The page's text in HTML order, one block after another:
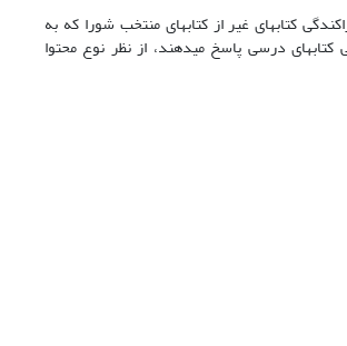
نیز پراکندگی کتابهای غیر از کتابهای منتخب شورا که به
درسی پاسخ می‏دهند، از نظر نوع محتوا